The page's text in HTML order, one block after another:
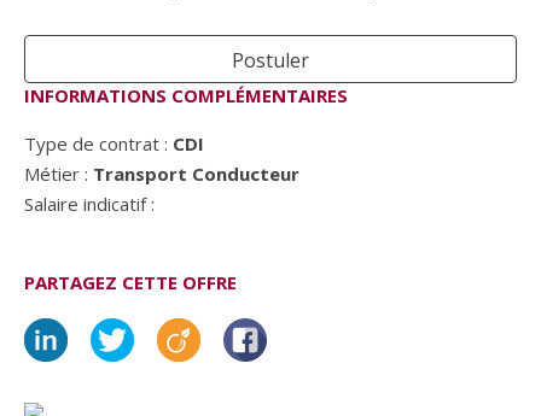
Postuler
INFORMATIONS COMPLÉMENTAIRES
Type de contrat : CDI
Métier : Transport Conducteur
Salaire indicatif :
PARTAGEZ CETTE OFFRE